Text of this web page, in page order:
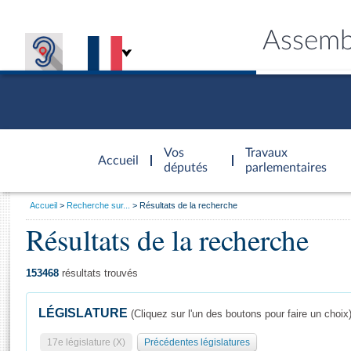
Accueil
d'accueil
Vos
députés
Travaux
parlementaires
Général
Vous
Accueil Recherche sur... Résultats de la recherche
Résultats de la recherche
153468 résultats trouvés
LÉGISLATURE (Cliquez sur l'un des boutons pour faire un choix)
17e législature (X) Précédentes législatures